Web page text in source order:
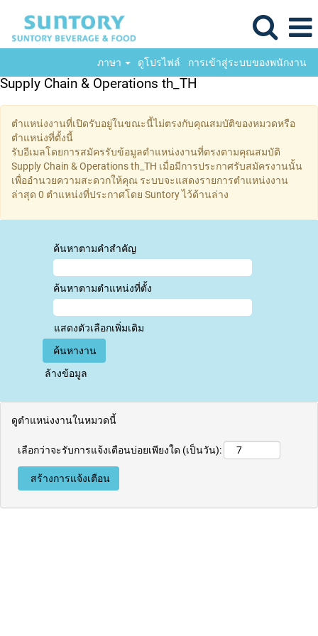
ภาษา ดูโปรไฟล์ การเข้าสู่ระบบของพนักงาน
Supply Chain & Operations th_TH
ตำแหน่งงานที่เปิดรับอยู่ในขณะนี้ไม่ตรงกับคุณสมบัติของหมวดหรือ
ตำแหน่งที่ตั้งนี้
รับอีเมลโดยการสมัครรับข้อมูลตำแหน่งงานที่ตรงตามคุณสมบัติ
Supply Chain & Operations th_TH เมื่อมีการประกาศรับสมัครงานนั้น
เพื่ออำนวยความสะดวกให้คุณ ระบบจะแสดงรายการตำแหน่งงาน
ล่าสุด 0 ตำแหน่งที่ประกาศโดย Suntory ไว้ด้านล่าง
ค้นหาตามคำสำคัญ
ค้นหาตามตำแหน่งที่ตั้ง
แสดงตัวเลือกเพิ่มเติม
ล้างข้อมูล
ดูตำแหน่งงานในหมวดนี้
เลือกว่าจะรับการแจ้งเตือนบ่อยเพียงใด (เป็นวัน):